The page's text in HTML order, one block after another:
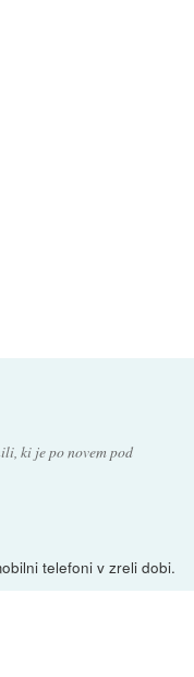
ki je po novem pod
telefoni v zreli dobi.